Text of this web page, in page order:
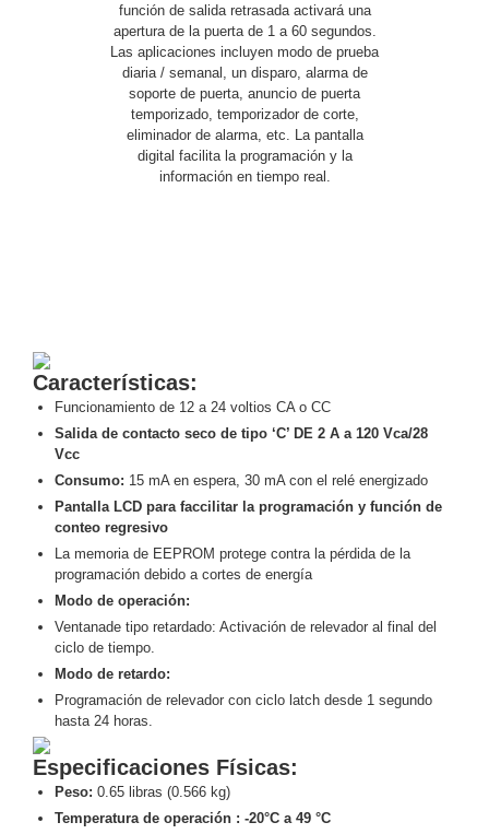
HDMI
Cámaras
IP y NVRs
Ambientes
(Anticorrosión)AntiexplosiónBala Codificadores
Decodificadores
Motorizado
NVRs
Network
Recorders
-
Pinhole Profesionales
-
CajaPTZTérmicasWiFi
/ 4G /
Inalámbricas
Cámaras
y DVRs
HD
TurboHD
/ AHD /
Ambientes
SalinosAntiexplosiónBala
/ Eyeball /
función de salida retrasada activará una
apertura de la puerta de 1 a 60 segundos.
Las aplicaciones incluyen modo de prueba
diaria / semanal, un disparo, alarma de
soporte de puerta, anuncio de puerta
temporizado, temporizador de corte,
eliminador de alarma, etc. La pantalla
digital facilita la programación y la
información en tiempo real.
Características:
Funcionamiento de 12 a 24 voltios CA o CC
Salida de contacto seco de tipo ‘C’ DE 2 A a 120 Vca/28
Vcc
Consumo: 15 mA en espera, 30 mA con el relé energizado
Pantalla LCD para faccilitar la programación y función de
conteo regresivo
La memoria de EEPROM protege contra la pérdida de la
programación debido a cortes de energía
Modo de operación:
Ventanade tipo retardado: Activación de relevador al final del
ciclo de tiempo.
Modo de retardo:
Programación de relevador con ciclo latch desde 1 segundo
hasta 24 horas.
Especificaciones Físicas:
Peso: 0.65 libras (0.566 kg)
Temperatura de operación : -20°C a 49 °C